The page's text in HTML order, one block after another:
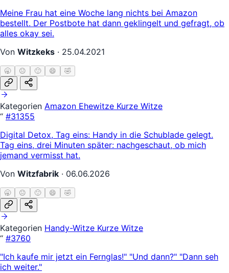
Meine Frau hat eine Woche lang nichts bei Amazon
bestellt. Der Postbote hat dann geklingelt und gefragt, ob
alles okay sei.
Von Witzkeks · 25.04.2021
🥱 😐 🙂 😄 🤣
Kategorien Amazon Ehewitze Kurze Witze
“ #31355
Digital Detox, Tag eins: Handy in die Schublade gelegt.
Tag eins, drei Minuten später: nachgeschaut, ob mich
jemand vermisst hat.
Von Witzfabrik · 06.06.2026
🥱 😐 🙂 😄 🤣
Kategorien Handy-Witze Kurze Witze
“ #3760
"Ich kaufe mir jetzt ein Fernglas!" "Und dann?" "Dann seh
ich weiter."